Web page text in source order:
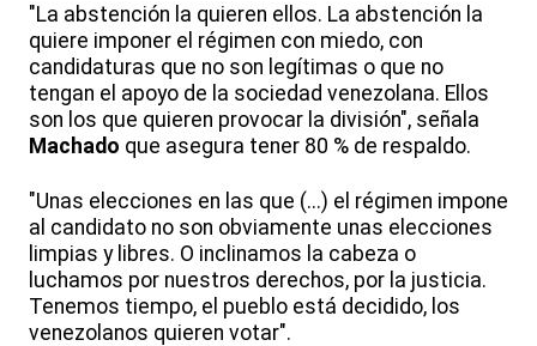
"La abstención la quieren ellos. La abstención la
quiere imponer el régimen con miedo, con
candidaturas que no son legítimas o que no
tengan el apoyo de la sociedad venezolana. Ellos
son los que quieren provocar la división", señala
Machado que asegura tener 80 % de respaldo.
"Unas elecciones en las que (...) el régimen impone
al candidato no son obviamente unas elecciones
limpias y libres. O inclinamos la cabeza o
luchamos por nuestros derechos, por la justicia.
Tenemos tiempo, el pueblo está decidido, los
venezolanos quieren votar".